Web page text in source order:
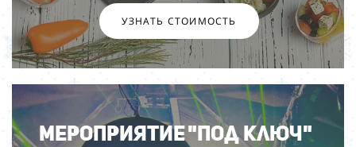
УЗНАТЬ СТОИМОСТЬ
Мероприятие"Под ключ"